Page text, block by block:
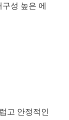
성 높은 에
고 안정적인